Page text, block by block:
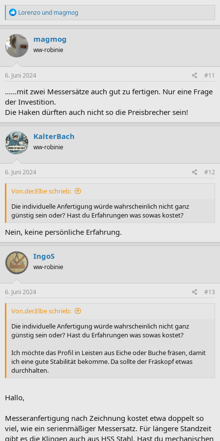
R
e
a
k
t
o
n
e
:
Lorenzo und magmog
magmog
ww-robinie
6. Juni 2024 #11
……mit zwei Messersätze auch gut zu fertigen. Nur eine Frage
der Investition.
Die Haken dürften auch nicht so die Preisbrecher sein!
KalterBach
ww-robinie
6. Juni 2024 #12
Von.der.Elbe schrieb:
Die individuelle Anfertigung würde wahrscheinlich nicht ganz
günstig sein oder? Hast du Erfahrungen was sowas kostet?
Nein, keine persönliche Erfahrung.
IngoS
ww-robinie
6. Juni 2024 #13
Von.der.Elbe schrieb:
Die individuelle Anfertigung würde wahrscheinlich nicht ganz
günstig sein oder? Hast du Erfahrungen was sowas kostet?
Ich möchte das Profil in Leisten aus Eiche oder Buche fräsen, damit
ich eine gute Stabilität bekomme. Da sollte der Fräskopf etwas
durchhalten.
Hallo,
Messeranfertigung nach Zeichnung kostet etwa doppelt so
viel, wie ein serienmäßiger Messersatz. Für längere Standzeit
gibt es die Klingen auch aus HSS Stahl. Hast du mechanischen